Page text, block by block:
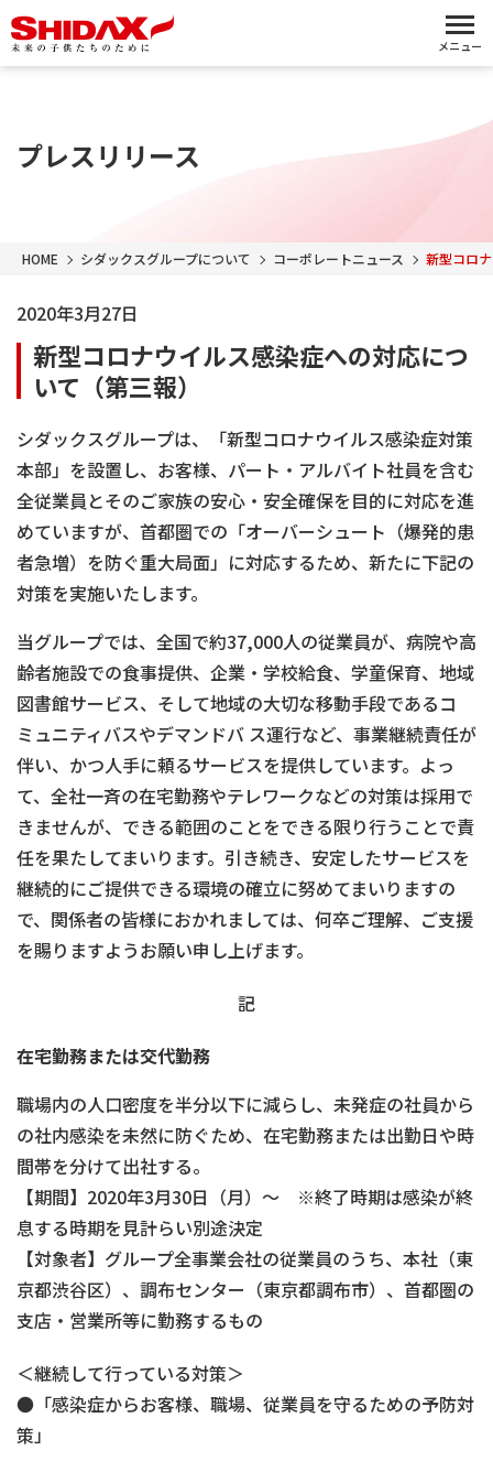
メニュー
プレスリリース
HOME シダックスグループについて コーポレートニュース 新型コロ
2020年3月27日
新型コロナウイルス感染症への対応につ
いて（第三報）
シダックスグループは、「新型コロナウイルス感染症対策
本部」を設置し、お客様、パート・アルバイト社員を含む
全従業員とそのご家族の安心・安全確保を目的に対応を進
めていますが、首都圏での「オーバーシュート（爆発的患
者急増）を防ぐ重大局面」に対応するため、新たに下記の
対策を実施いたします。
当グループでは、全国で約37,000人の従業員が、病院や高
齢者施設での食事提供、企業・学校給食、学童保育、地域
図書館サービス、そして地域の大切な移動手段であるコ
ミュニティバスやデマンドバ ス運行など、事業継続責任が
伴い、かつ人手に頼るサービスを提供しています。よっ
て、全社一斉の在宅勤務やテレワークなどの対策は採用で
きませんが、できる範囲のことをできる限り行うことで責
任を果たしてまいります。引き続き、安定したサービスを
継続的にご提供できる環境の確立に努めてまいりますの
で、関係者の皆様におかれましては、何卒ご理解、ご支援
を賜りますようお願い申し上げます。
記
在宅勤務または交代勤務
職場内の人口密度を半分以下に減らし、未発症の社員から
の社内感染を未然に防ぐため、在宅勤務または出勤日や時
間帯を分けて出社する。
【期間】2020年3月30日（月）～ ※終了時期は感染が終
息する時期を見計らい別途決定
【対象者】グループ全事業会社の従業員のうち、本社（東
京都渋谷区）、調布センター（東京都調布市）、首都圏の
支店・営業所等に勤務するもの
＜継続して行っている対策＞
●「感染症からお客様、職場、従業員を守るための予防対
策」